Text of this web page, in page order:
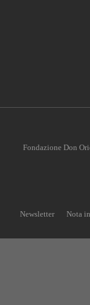
Fondazione Don
Newsletter Nota